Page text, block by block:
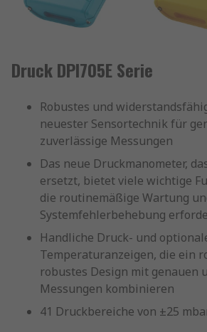
Druck DPI705E Serie
Robustes und
neuester Sensortechnik für
zuverlässige Messungen
Das neue Druckmanometer,
ersetzt, bietet viele wichtige
die routinemäßige Wartung
Systemfehlerbehebung
Handliche Druck- und
Temperaturanzeigen, die ein
robustes Design mit genauen
Messungen kombinieren
41 Druckbereiche von ±25